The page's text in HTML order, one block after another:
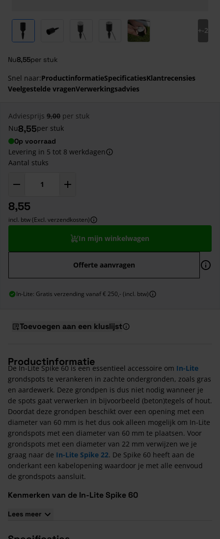
View larger imageView larger image
View larger image
View larger imageView larger image
+-2
Nu8,55per stuk
Snel naar:ProductinformatieSpecificatiesKlantrecensies
Veelgestelde vragenVerwerkingsadvies
Adviesprijs 9,00 per stuk
Nu8,55per stuk
Op voorraad
Levering in 5 tot 8 werkdagen
Aantal stuks
8,55
incl. btw (Excl. verzendkosten)
In mijn winkelwagen
Offerte aanvragen
In-Lite: Gratis verzending vanaf € 250,- (incl. btw)
Toevoegen aan een kluslijst
Productinformatie
De In-Lite Spike 60 is een essentieel accessoire om In-Lite
grondspots te verankeren in zachte ondergronden, zoals gras
en aardewerk. Deze grondpen is dus niet nodig wanneer je
de spots gaat verwerken in bijvoorbeeld (beton)tegels of hout.
Doordat deze grondpen beschikt over een opening met een
diameter van 60 mm is het dus ook alleen mogelijk om In-Lite
grondspots met een diameter van 60 mm te plaatsen. Voor
grondspots met een diameter van 22 mm verwijzen we je
graag naar de In-Lite Spike 22. De Spike 60 heeft aan de
onderkant een kabelopening waardoor je met alle eenvoud
de grondspots aansluit.
Kenmerken van de In-Lite Spike 60
Lees meer